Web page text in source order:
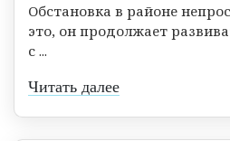
Обстановка в районе
это, он продолжает
с ...
Читать далее